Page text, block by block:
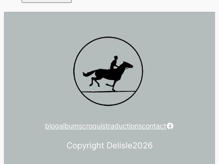
blogalbumscroquistraductionscontactFacebook
Copyright Delisle2026